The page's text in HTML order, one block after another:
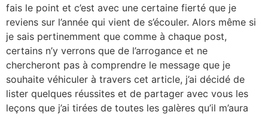
fais le point et c’est avec une certaine fierté que je
reviens sur l’année qui vient de s’écouler. Alors même si
je sais pertinemment que comme à chaque post,
certains n’y verrons que de l’arrogance et ne
chercheront pas à comprendre le message que je
souhaite véhiculer à travers cet article, j’ai décidé de
lister quelques réussites et de partager avec vous les
leçons que j’ai tirées de toutes les galères qu’il m’aura